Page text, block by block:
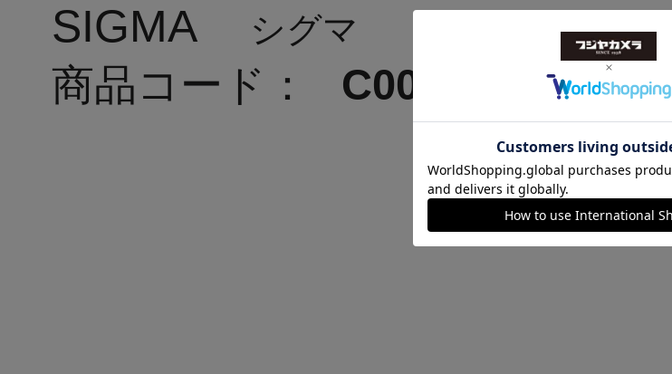
SIGMA シグマ
商品コード： C0085126667405